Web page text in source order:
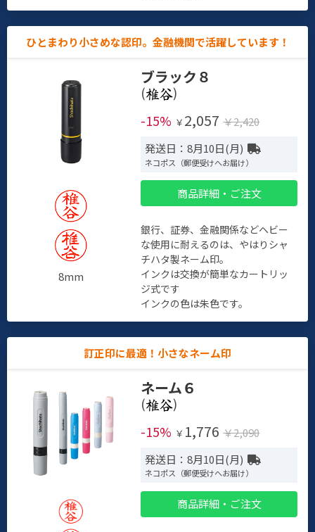
ひとまわり小さめな認印。金融機関で活躍しています！
8mm
ブラック８
(
)
-15% ￥ 2,057 ￥2,420
発送日：8月10日(月)
ネコポス（郵便受けへお届け）
商品詳細・ご注文
銀行、証券、金融関係などヘビー
な使用に耐えるのは、やはりシャ
チハタ製ネーム印。
インクは交換が簡単なカートリッ
ジ式です
インクの色は朱色です。
訂正印に最適！小さなネーム印
ネーム６
(
)
-15% ￥ 1,776 ￥2,090
発送日：8月10日(月)
ネコポス（郵便受けへお届け）
商品詳細・ご注文